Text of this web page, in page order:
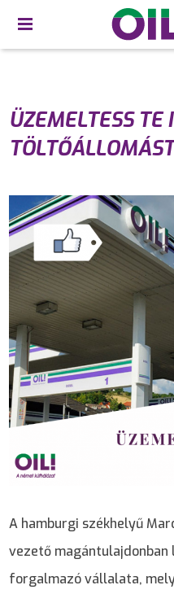
ÜZEMELTESS TE
A hamburgi székhelyű
vezető
forgalmazó vállalata,